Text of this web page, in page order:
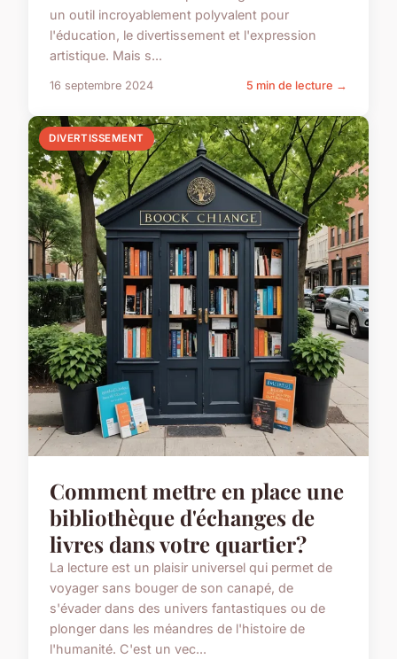
un outil incroyablement polyvalent pour
l'éducation, le divertissement et l'expression
artistique. Mais s...
16 septembre 2024 5 min de lecture →
DIVERTISSEMENT
Comment mettre en place une
bibliothèque d'échanges de
livres dans votre quartier?
La lecture est un plaisir universel qui permet de
voyager sans bouger de son canapé, de
s'évader dans des univers fantastiques ou de
plonger dans les méandres de l'histoire de
l'humanité. C'est un vec...